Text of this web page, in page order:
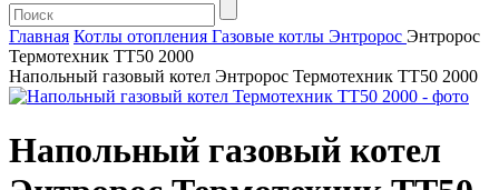
Главная Котлы отопления Газовые котлы Энтророс Энтророс
Термотехник ТТ50 2000
Напольный газовый котел Энтророс Термотехник ТТ50 2000
Напольный газовый котел